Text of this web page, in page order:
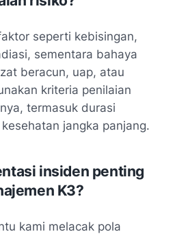
seperti kebisingan,
sementara bahaya
beracun, uap, atau
kriteria penilaian
termasuk durasi
jangka panjang.
insiden penting
K3?
kami melacak pola